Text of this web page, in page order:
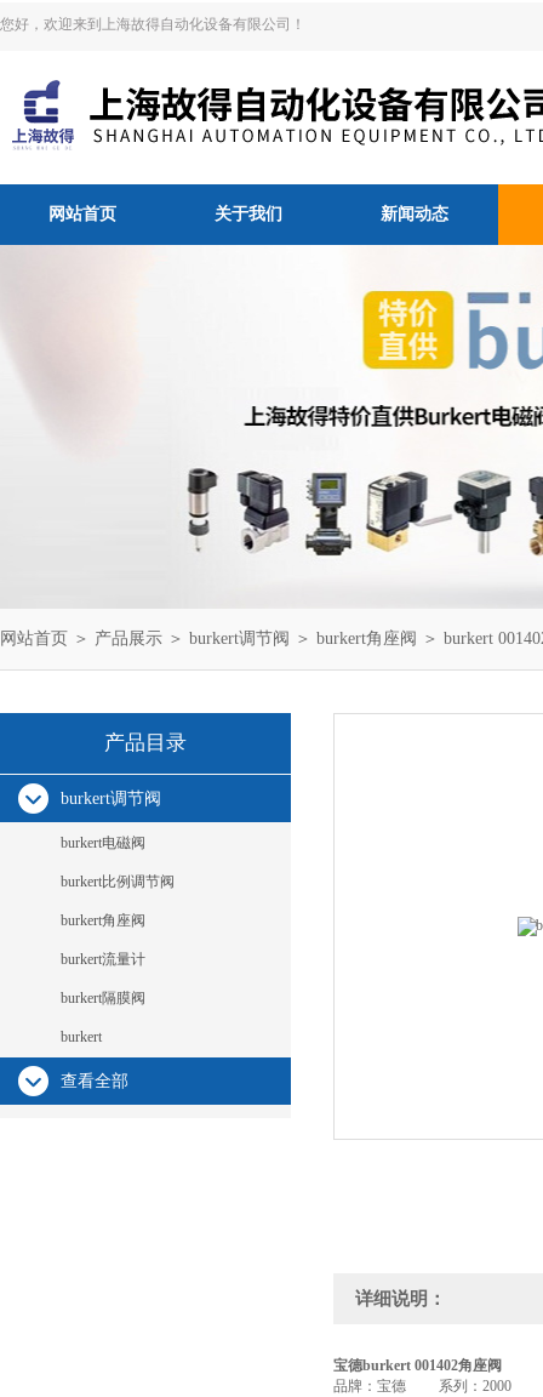
您好，欢迎来到上海故得自动化设备有限公司！
网站首页 关于我们 新闻动态
网站首页 ＞ 产品展示 ＞ burkert调节阀 ＞ burkert角座阀 ＞ burkert
产品目录
burkert调节阀
burkert电磁阀
burkert比例调节阀
burkert角座阀
burkert流量计
burkert隔膜阀
burkert
查看全部
详细说明：
宝德burkert 001402角座阀
品牌：宝德 系列：2000